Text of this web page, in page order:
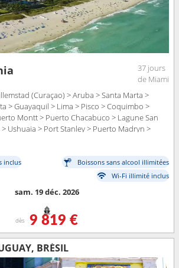
37 jours
de Miami
(Curaçao) > Aruba > Santa Marta >
> Guayaquil > Lima > Pisco > Coquimbo >
Montt > Puerto Chacabuco > Lagune San
Ushuaia > Port Stanley > Puerto Madryn >
Aires
inclus
Boissons sans alcool illimitées
Wi-Fi illimité inclus
sam. 19 déc. 2026
dès 9 819 €
BRÉSIL